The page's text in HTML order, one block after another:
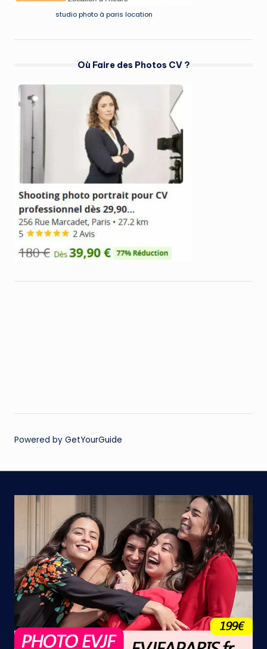
studio photo à paris location
Où Faire des Photos CV ?
Powered by GetYourGuide